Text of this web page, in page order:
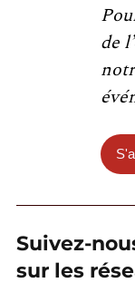
de
Suivez-
sur les